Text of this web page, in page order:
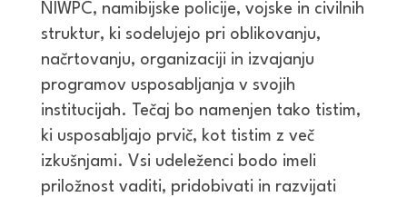
NIWPC, namibijske policije, vojske in civilnih
struktur, ki sodelujejo pri oblikovanju,
načrtovanju, organizaciji in izvajanju
programov usposabljanja v svojih
institucijah. Tečaj bo namenjen tako tistim,
ki usposabljajo prvič, kot tistim z več
izkušnjami. Vsi udeleženci bodo imeli
priložnost vaditi, pridobivati in razvijati